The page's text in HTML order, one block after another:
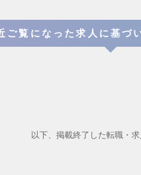
ご覧になった求人に基づ
以下、掲載終了した転職・求